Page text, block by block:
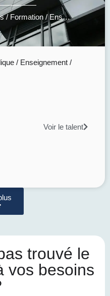
Services aux entreprises / Formation / Enseignement
/ Enseignement /
Voir le talent
trouvé le
vos besoins